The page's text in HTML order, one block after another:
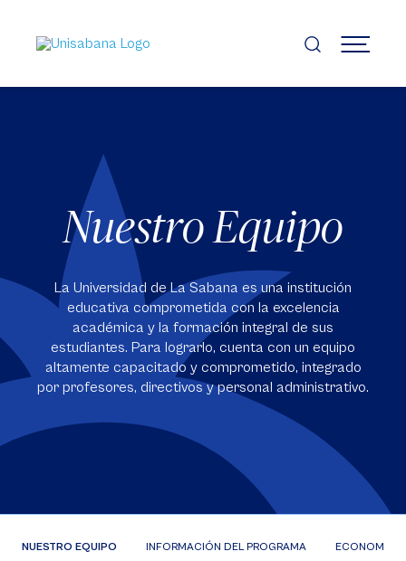
contenido
principal
MENÚ
Nuestro Equipo
La Universidad de La Sabana es una institución
educativa comprometida con la excelencia
académica y la formación integral de sus
estudiantes. Para lograrlo, cuenta con un equipo
altamente capacitado y comprometido, integrado
por profesores, directivos y personal administrativo.
NUESTRO EQUIPO INFORMACIÓN DEL PROGRAMA